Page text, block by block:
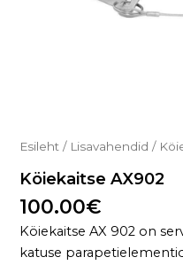
Esileht / Lisavahendid /
Köiekaitse AX902
100.00€
Köiekaitse AX 902 on
katuse